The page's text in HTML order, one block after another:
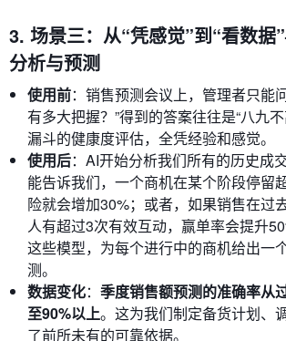
3. 场景三：从“凭感觉”到“看数
分析与预测
使用前：销售预测会议上，管理者只能
有多大把握？”得到的答案往往是“八九
漏斗的健康度评估，全凭经验和感觉。
使用后：AI开始分析我们所有的历史成
能告诉我们，一个商机在某个阶段停留
险就会增加30%；或者，如果销售在过
人有超过3次有效互动，赢单率会提升
这些模型，为每个进行中的商机给出一
测。
数据变化： 季度销售额预测的准确率从
至90%以上。这为我们制定备货计划、
了前所未有的可靠依据。